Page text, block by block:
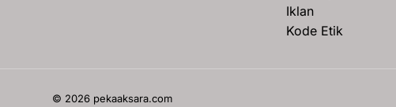
Iklan
Kode Etik
© 2026 pekaaksara.com